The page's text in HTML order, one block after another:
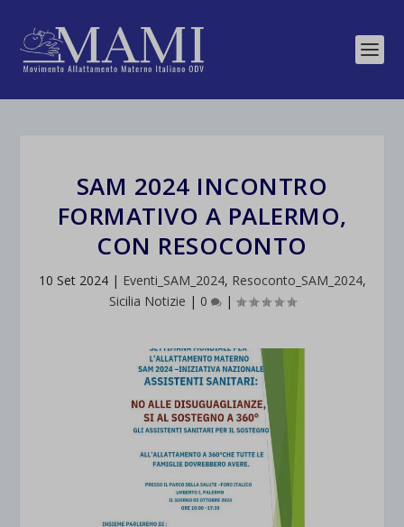
SAM 2024 INCONTRO
FORMATIVO A PALERMO,
CON RESOCONTO
10 Set 2024| Eventi_SAM_2024, Resoconto_SAM_2024,
Sicilia Notizie | 0 |